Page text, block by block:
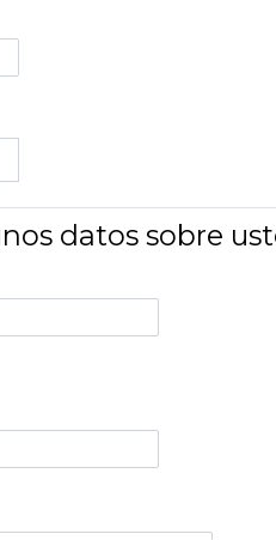
datos sobre